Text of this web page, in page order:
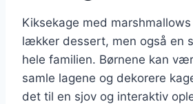
Kiksekage med
lækker dessert, men også en
hele familien. Børnene kan
samle lagene og dekorere
det til en sjov og interaktiv